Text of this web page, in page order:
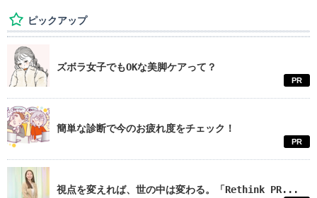
ピックアップ
ズボラ女子でもOKな美脚ケアって？
PR
簡単な診断で今のお疲れ度をチェック！
PR
視点を変えれば、世の中は変わる。「Rethink PR...